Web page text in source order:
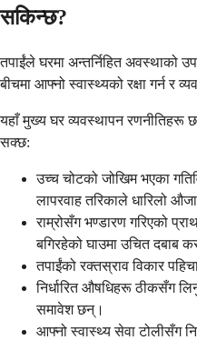
सकिन्छ?
तपाईंले घरमा अन्तर्निहित अवस्थाको
बीचमा आफ्नो स्वास्थ्यको रक्षा गर्न र
यहाँ मुख्य घर व्यवस्थापन रणनीतिहरू
सक्छ:
उच्च चोटको जोखिम भएका
लापरवाह तरिकाले धारिलो
राम्रोसँग भण्डारण गरिएको
बगिरहेको घाउमा उचित दबाब
तपाईंको रक्तस्राव विकार
निर्धारित औषधिहरू ठीकसँग
समावेश छन्।
आफ्नो स्वास्थ्य सेवा टोलीसँग